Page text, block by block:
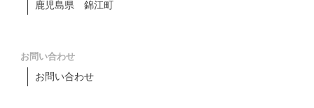
鹿児島県 錦江町
お問い合わせ
お問い合わせ